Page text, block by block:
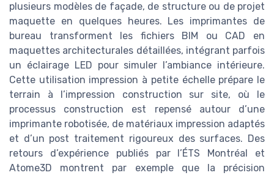
plusieurs modèles de façade, de structure ou de projet
maquette en quelques heures. Les imprimantes de
bureau transforment les fichiers BIM ou CAD en
maquettes architecturales détaillées, intégrant parfois
un éclairage LED pour simuler l’ambiance intérieure.
Cette utilisation impression à petite échelle prépare le
terrain à l’impression construction sur site, où le
processus construction est repensé autour d’une
imprimante robotisée, de matériaux impression adaptés
et d’un post traitement rigoureux des surfaces. Des
retours d’expérience publiés par l’ÉTS Montréal et
Atome3D montrent par exemple que la précision